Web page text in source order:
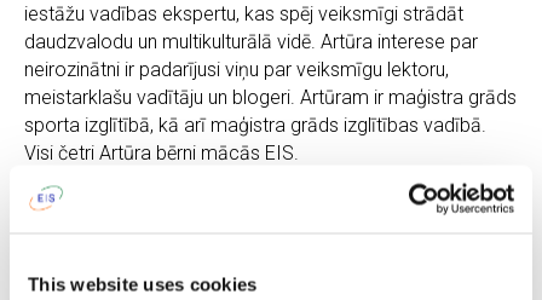
This website uses cookies
iestāžu vadības ekspertu, kas spēj veiksmīgi strādāt
daudzvalodu un multikulturālā vidē. Artūra interese par
neirozinātni ir padarījusi viņu par veiksmīgu lektoru,
meistarklašu vadītāju un blogeri. Artūram ir maģistra grāds
sporta izglītībā, kā arī maģistra grāds izglītības vadībā.
Visi četri Artūra bērni mācās EIS.
Konsultante par iestāšanos dažādu valstu augstskolās